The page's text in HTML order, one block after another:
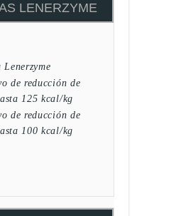
LENERZYME
de reducción de
125 kcal/kg
de reducción de
100 kcal/kg